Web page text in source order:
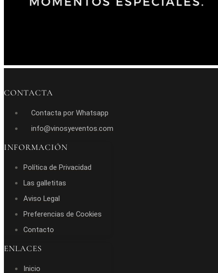
CONTACTA
Contacta por Whatsapp
info@vinosyeventos.com
INFORMACIÓN
Política de Privacidad
Las galletitas
Aviso Legal
Preferencias de Cookies
Contacto
ENLACES
Inicio